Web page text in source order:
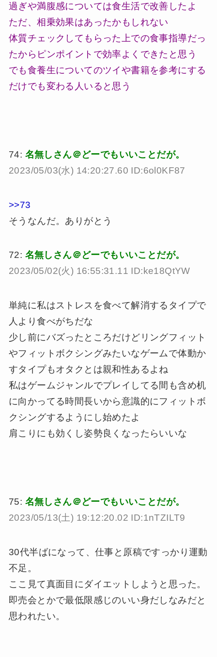
過ぎや満腹感については食生活で改善したよ
ただ、相乗効果はあったかもしれない
体質チェックしてもらった上での食事指導だっ
たからピンポイントで効率よくできたと思う
でも食養生についてのツイや書籍を参考にする
だけでも変わる人いると思う
74: 名無しさん＠どーでもいいことだが。
2023/05/03(水) 14:20:27.60 ID:6ol0KF87
>>73
そうなんだ。ありがとう
72: 名無しさん＠どーでもいいことだが。
2023/05/02(火) 16:55:31.11 ID:ke18QtYW
単純に私はストレスを食べて解消するタイプで
人より食べがちだな
少し前にバズったところだけどリングフィット
やフィットボクシングみたいなゲームで体動か
すタイプもオタクとは親和性あるよね
私はゲームジャンルでプレイしてる間も含め机
に向かってる時間長いから意識的にフィットボ
クシングするようにし始めたよ
肩こりにも効くし姿勢良くなったらいいな
75: 名無しさん＠どーでもいいことだが。
2023/05/13(土) 19:12:20.02 ID:1nTZILT9
30代半ばになって、仕事と原稿ですっかり運動
不足。
ここ見て真面目にダイエットしようと思った。
即売会とかで最低限感じのいい身だしなみだと
思われたい。